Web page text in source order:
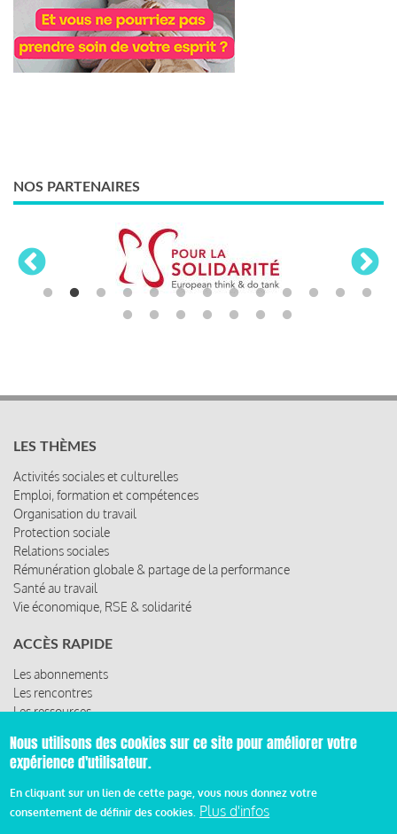
NOS PARTENAIRES
LES THÈMES
Activités sociales et culturelles
Emploi, formation et compétences
Organisation du travail
Protection sociale
Relations sociales
Rémunération globale & partage de la performance
Santé au travail
Vie économique, RSE & solidarité
ACCÈS RAPIDE
Les abonnements
Les rencontres
Les ressources
Nous utilisons des cookies sur ce site pour améliorer votre
expérience d'utilisateur.
En cliquant sur un lien de cette page, vous nous donnez votre
consentement de définir des cookies. Plus d'infos